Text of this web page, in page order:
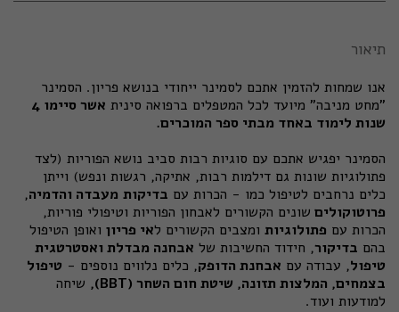
תיאור
אנו שמחות להזמין אתכם לסמינר ייחודי בנושא פריון. הסמינר
"מחט מניבה" מיועד לכל המטפלים ברפואה סינית
אשר סיימו 4
שנות לימוד באחד מבתי ספר המוכרים.
הסמינר יפגיש אתכם עם סוגיות רבות סביב נושא הפוריות (לצד
פתולוגיות שונות גם דילמות רבות, אתיקה, רגשות ונפש) וייתן
כלים נרחבים לטיפול כמו - הכרות עם בדיקות מעבדה והדמיה,
פרוטוקולים שונים הקשורים לאבחון הפוריות וטיפולי פוריות,
הכרות עם פתולוגיות ומצבים הקשורים לאי פריון ואופן הטיפול
בהם בדיקור, חידוד החשיבות של אבחנה מבדלת ואסטרטגית
טיפול, עבודה עם אבחנת הדופק, כלים נלווים נוספים - טיפול
בצמחים, המלצות תזונה, שיטת חום השחר (BBT),
שיחה
למודעות ועוד.